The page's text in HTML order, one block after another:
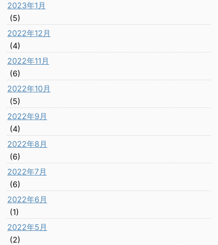
2023年1月
(5)
2022年12月
(4)
2022年11月
(6)
2022年10月
(5)
2022年9月
(4)
2022年8月
(6)
2022年7月
(6)
2022年6月
(1)
2022年5月
(2)